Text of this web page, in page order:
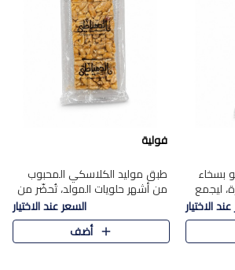
بسخاء
ليجمع
الجوز
الاختيار
فولية
طبق موليد الكلاسكي المحبوب
من أشهر حلويات المولد، تُحضّر من
فول سوداني محمص بعناية
ومغلف بطبقة رقيقة من السكر
المكرمل، لتمنحك قرمشة أصيلة
السعر عند الاختيار
أضف